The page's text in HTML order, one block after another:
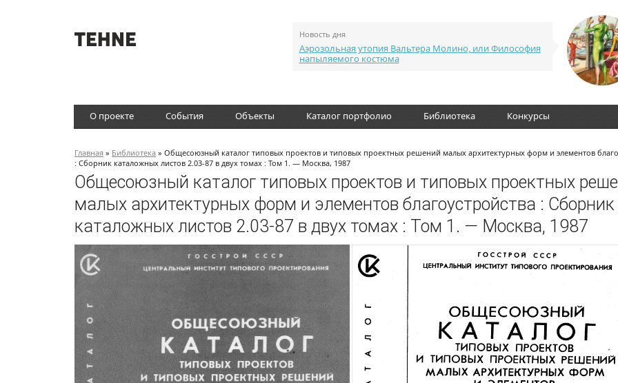
Новость дня
Аэрозольная утопия Вальтера Молино, или Философия
напыляемого костюма
О проекте События Объекты Каталог портфолио Библиотека Конкурсы
Главная » Библиотека » Общесоюзный каталог типовых проектов и типовых проектных решений малых архитектурных форм и элементов
: Сборник каталожных листов 2.03-87 в двух томах : Том 1. — Москва, 1987
Общесоюзный каталог типовых проектов и типовых проектных
малых архитектурных форм и элементов благоустройства : Сборник
каталожных листов 2.03-87 в двух томах : Том 1. — Москва, 1987